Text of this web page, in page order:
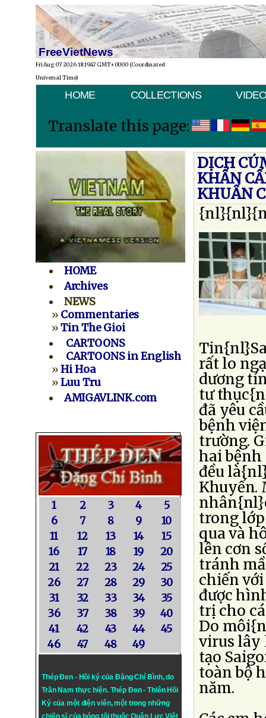
FreeVietNews
Fri Aug 07 2026 18:19:47 GMT+0000 (Coordinated
Universal Time)
HOME COLLECTIONS
Translate this page:
HOME
Archives
NEWS
» Commentaries
»Tin The Gioi
CARTOONS
CARTOONS in English
»Hi Hoa
»Luu Tru
AMIGAVLINK.com
1 2 3 4
5
6
7 8 9
10
11
12 13 14
15
16
17 18 19
20
21
22 23 24
25
26
27 28 29
30
31
32 33 34
35
36
37 38 39
40
41
42 43 44
45
46
47 48 49
Thép Đen - Hồi ký của Đặng Chí Bình, do
Trần Nam thực hiện. Thép Đen- Thiên Hồi
Ký của một điện viên, một trong những
chiến sĩ của bóng tối thuộc Quân Lực Việt
DỊCH
KHẨN
KHUẨN
rất lo
dương
tư
đã yêu
bệnh
trường.
hai
đều
Khuyến.
trong
qua và
lên cơn
tránh
chiến
được
trị cho
Do
virus lây
tạo
toàn bộ
năm.